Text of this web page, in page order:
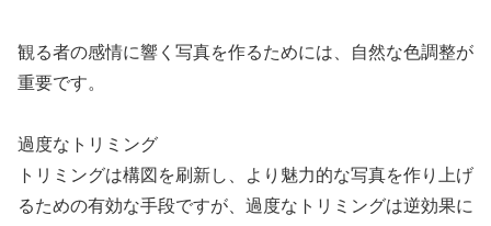
観る者の感情に響く写真を作るためには、自然な色調整が
重要です。
過度なトリミング
トリミングは構図を刷新し、より魅力的な写真を作り上げ
るための有効な手段ですが、過度なトリミングは逆効果に